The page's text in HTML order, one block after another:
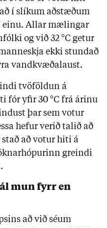
í slíkum aðstæðum
einu. Allar mælingar
og við 32 °C getur
ekki stundað
vandkvæðalaust.
tvöföldun á
fór yfir 30 °C frá árinu
þar sem votur
hefur verið talið að
að votur hiti á
greindi
mun fyrr en
að við séum